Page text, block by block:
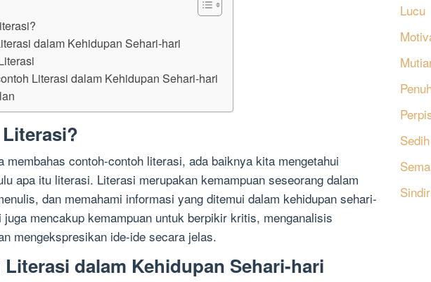
dalam Kehidupan Sehari-hari
Literasi dalam Kehidupan Sehari-hari
membahas contoh-contoh literasi, ada baiknya kita mengetahui
apa itu literasi. Literasi merupakan kemampuan seseorang dalam
dan memahami informasi yang ditemui dalam kehidupan sehari-
juga mencakup kemampuan untuk berpikir kritis, menganalisis
mengekspresikan ide-ide secara jelas.
dalam Kehidupan Sehari-hari
Lucu
Sedih